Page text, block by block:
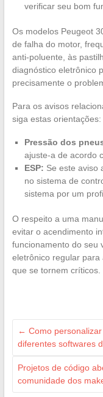
verificar seu bom
Os modelos Peugeot
de falha do motor,
anti-poluente, às
diagnóstico eletrônico
precisamente o
Para os avisos
siga estas orientações:
Pressão dos
ajuste-a de acordo
ESP: Se este aviso
no sistema de
sistema por um
O respeito a uma
evitar o acendimento
funcionamento do seu
eletrônico regular
que se tornem críticos.
← Como
diferentes softwares
Projetos de código
comunidade dos